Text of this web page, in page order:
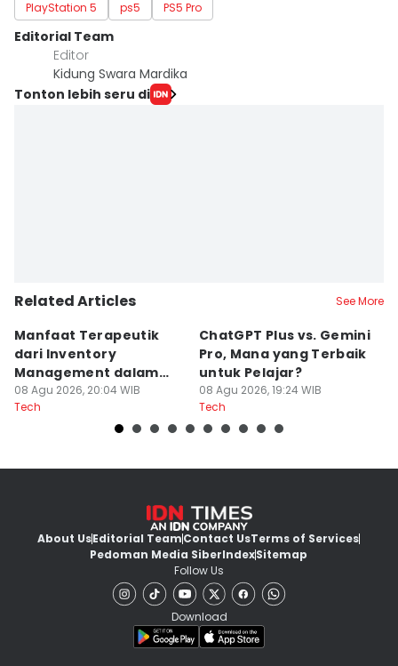
PlayStation 5
ps5 PS5 Pro
Editorial Team
Editor
Kidung Swara Mardika
Tonton lebih seru di
Related Articles See More
Manfaat Terapeutik
dari Inventory
Management dalam
Cozy Game
08 Agu 2026, 20:04 WIB
Tech
ChatGPT Plus vs. Gemini
Pro, Mana yang Terbaik
untuk Pelajar?
08 Agu 2026, 19:24 WIB
Tech
About UsEditorial TeamContact UsTerms of Services
Pedoman Media SiberIndexSitemap
Follow Us
Download